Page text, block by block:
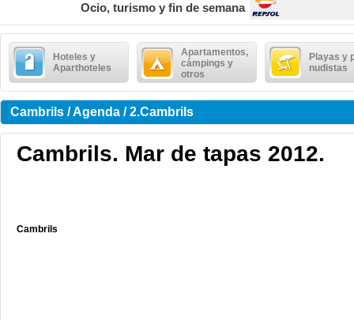
Ocio, turismo y fin de semana
Hoteles y
Aparthoteles
Apartamentos,
cámpings y
otros
Playas y
nudistas
Cambrils / Agenda / 2.Cambrils
Cambrils. Mar de tapas 2012.
Cambrils